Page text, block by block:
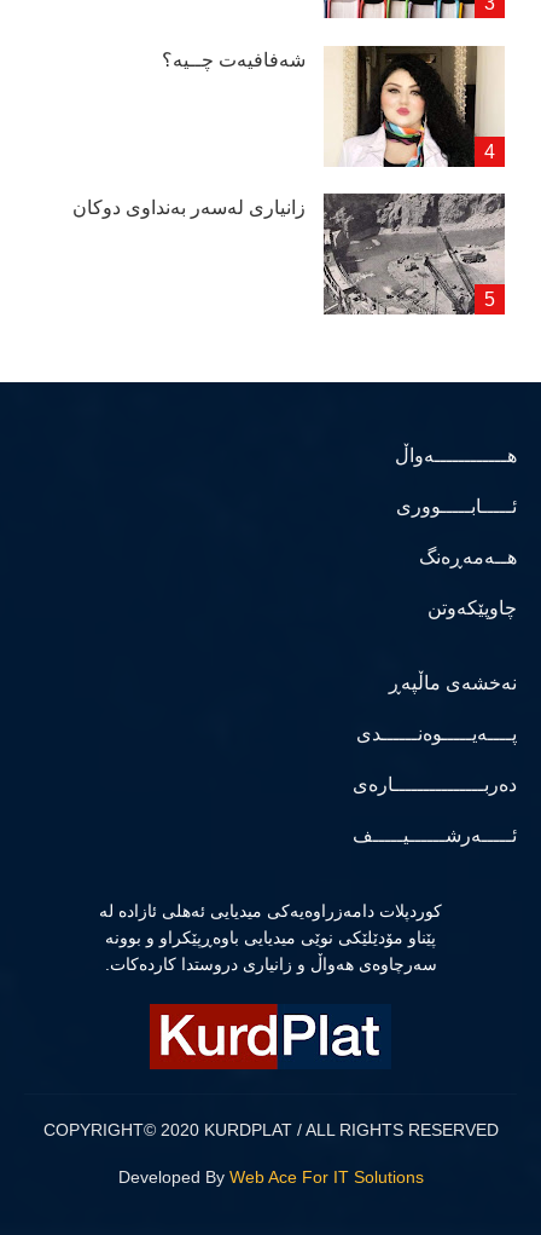
شەفافیەت چــیە؟
زانیاری لەسەر بەنداوی دوكان
هــــــــــــەواڵ
ئـــــابـــــووری
هــەمەڕەنگ
چاوپێکەوتن
نەخشەی ماڵپەڕ
پــــەیـــــوەنــــــدی
دەربـــــــــــــــارەی
ئـــــەرشــــــیـــــف
كوردپلات دامەزراوەیەكی میدیایی ئەهلی ئازادە لە
پێناو مۆدێلێكی نوێی میدیایی باوەڕپێكراو و بوونە
سەرچاوەی هەواڵ و زانیاری دروستدا كاردەكات.
COPYRIGHT© 2020 KURDPLAT / ALL RIGHTS RESERVED
Web Ace For IT Solutions
Developed By